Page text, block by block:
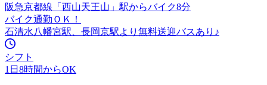
阪急京都線「西山天王山」駅からバイク8分
バイク通勤ＯＫ！
石清水八幡宮駅、長岡京駅より無料送迎バスあり♪
シフト
1日8時間からOK